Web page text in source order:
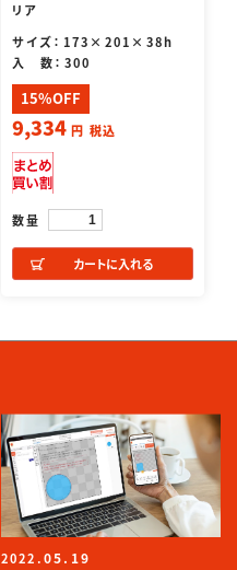
リア
サイズ：173×201×38h
入 数：300
15%OFF
9,334 円 税込
数量
カートに入れる
2022.05.19